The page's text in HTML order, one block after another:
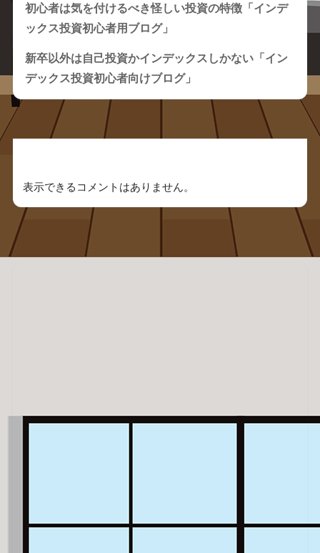
初心者は気を付けるべき怪しい投資の特徴「インデ
ックス投資初心者用ブログ」
新卒以外は自己投資かインデックスしかない「イン
デックス投資初心者向けブログ」
表示できるコメントはありません。